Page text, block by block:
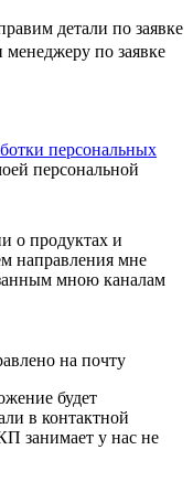
детали по заявке
менеджеру по заявке
персональных
персональной
о продуктах и
направления мне
мною каналам
на почту
будет
в контактной
занимает у нас не